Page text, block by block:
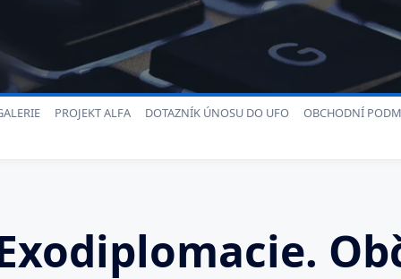
PROJEKT ALFA DOTAZNÍK ÚNOSU DO UFO
OBCHODNÍ